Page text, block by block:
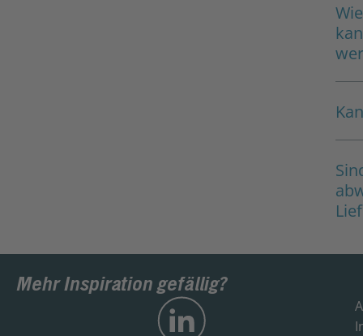
Mehr Inspiration gefällig?